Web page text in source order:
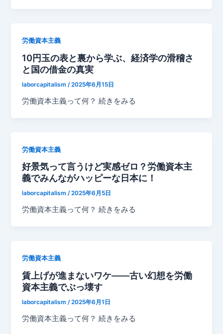
労働資本主義
10円玉の表と裏から学ぶ、経済学の滑稽さ
と国の借金の真実
laborcapitalism/2025年6月15日
労働資本主義って何？ 続きをみる
労働資本主義
好景気って言うけど実感ゼロ？労働資本主
義でみんながハッピーな日本に！
laborcapitalism/2025年6月5日
労働資本主義って何？ 続きをみる
労働資本主義
賃上げが進まないワケ——古い幻想を労働
資本主義でぶっ壊す
laborcapitalism /2025年6月1日
労働資本主義って何？ 続きをみる